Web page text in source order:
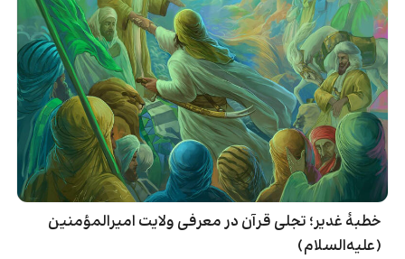
خطبۀ غدیر؛ تجلی قرآن در معرفی ولایت امیرالمؤمنین
(علیه‌السلام)